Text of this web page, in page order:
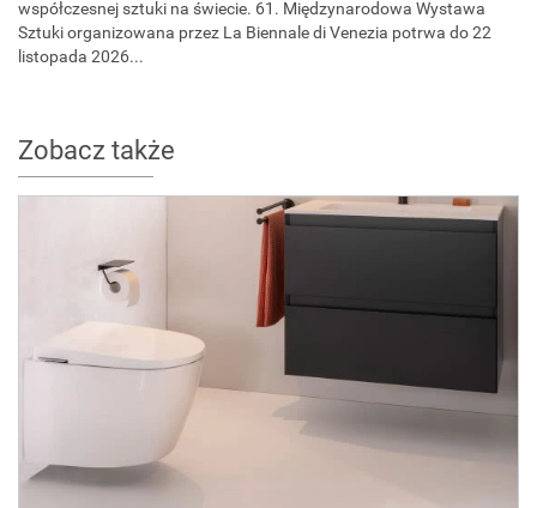
współczesnej sztuki na świecie. 61. Międzynarodowa Wystawa
Sztuki organizowana przez La Biennale di Venezia potrwa do 22
listopada 2026...
Zobacz także